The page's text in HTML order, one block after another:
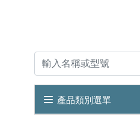
產品類別選單